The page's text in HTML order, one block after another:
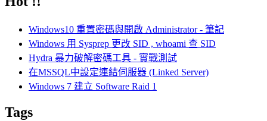
關
Windows10 重置密碼與開啟 Administrator - 筆記
Windows 用 Sysprep 更改 SID , whoami 查 SID
Hydra 暴力破解密碼工具 - 實戰測試
在MSSQL中設定連結伺服器 (Linked Server)
Windows 7 建立 Software Raid 1
Tags